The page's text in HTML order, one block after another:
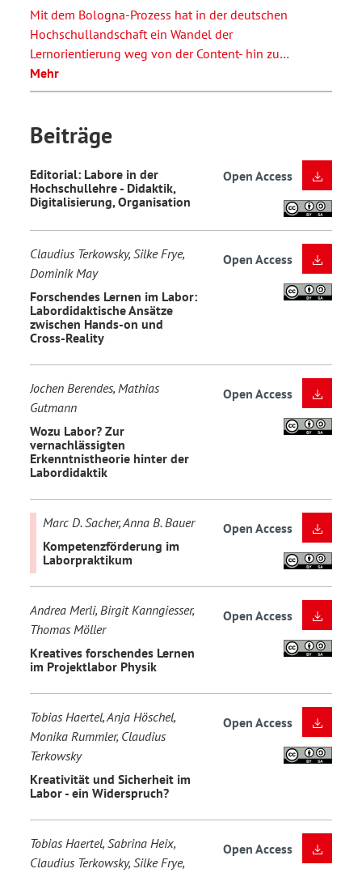
Mit dem Bologna-Prozess hat in der deutschen
Hochschullandschaft ein Wandel der
Lernorientierung weg von der Content- hin zu…
Mehr
Beiträge
Editorial: Labore in der
Hochschullehre - Didaktik,
Digitalisierung, Organisation
Open Access
Claudius Terkowsky, Silke Frye,
Dominik May
Forschendes Lernen im Labor:
Labordidaktische Ansätze
zwischen Hands-on und
Cross-Reality
Open Access
Jochen Berendes, Mathias
Gutmann
Wozu Labor? Zur
vernachlässigten
Erkenntnistheorie hinter der
Labordidaktik
Open Access
Marc D. Sacher, Anna B. Bauer
Kompetenzförderung im
Laborpraktikum
Open Access
Andrea Merli, Birgit Kanngiesser,
Thomas Möller
Kreatives forschendes Lernen
im Projektlabor Physik
Open Access
Tobias Haertel, Anja Höschel,
Monika Rummler, Claudius
Terkowsky
Kreativität und Sicherheit im
Labor - ein Widerspruch?
Open Access
Tobias Haertel, Sabrina Heix,
Claudius Terkowsky, Silke Frye,
Open Access